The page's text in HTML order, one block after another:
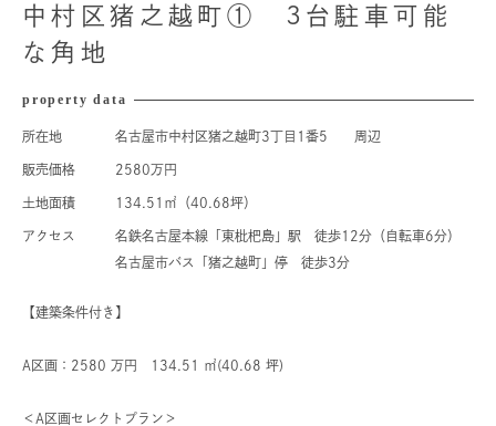
中村区猪之越町① 3台駐車可能
な角地
property data
所在地 名古屋市中村区猪之越町3丁目1番5 周辺
販売価格 2580万円
土地面積 134.51㎡（40.68坪）
アクセス
名鉄名古屋本線「東枇杷島」駅 徒歩12分（自転車6分）
名古屋市バス「猪之越町」停 徒歩3分
【建築条件付き】
A区画：2580 万円 134.51 ㎡(40.68 坪)
＜A区画セレクトプラン＞